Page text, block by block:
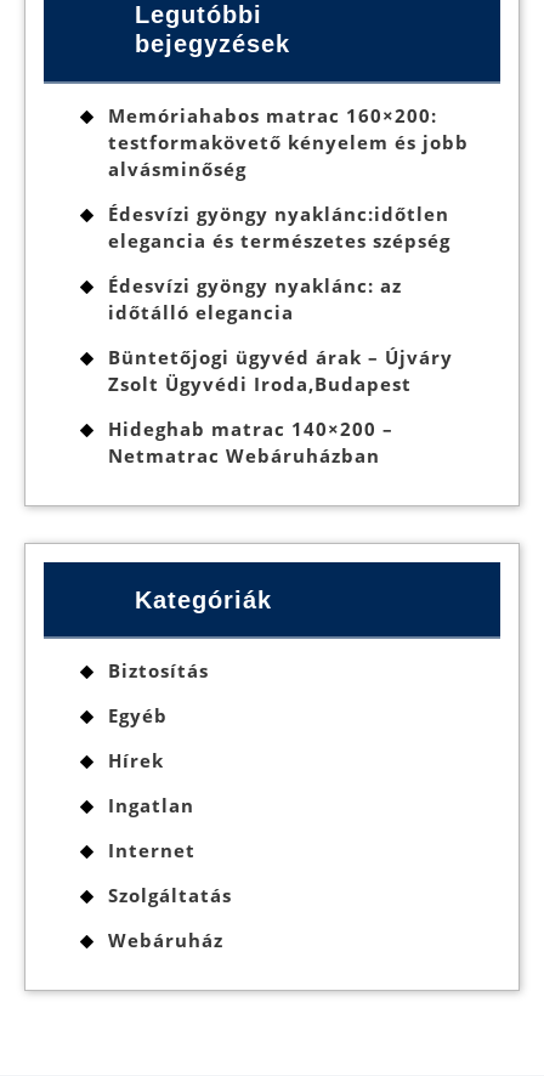
Legutóbbi
bejegyzések
Memóriahabos matrac 160×200:
testformakövető kényelem és jobb
alvásminőség
Édesvízi gyöngy nyaklánc:időtlen
elegancia és természetes szépség
Édesvízi gyöngy nyaklánc: az
időtálló elegancia
Büntetőjogi ügyvéd árak – Újváry
Zsolt Ügyvédi Iroda,Budapest
Hideghab matrac 140×200 –
Netmatrac Webáruházban
Kategóriák
Biztosítás
Egyéb
Hírek
Ingatlan
Internet
Szolgáltatás
Webáruház